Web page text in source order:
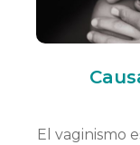
El vaginismo